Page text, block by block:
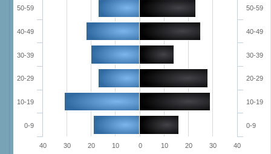
0-9
10-19
20-29
30-39
40-49
50-59
0-9
10-19
20-29
30-39
40-49
50-59
40 30 20 10 0 10 20 30 40